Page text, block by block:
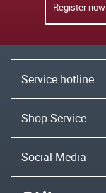
Register now
Service hotline
Shop-Service
Social Media